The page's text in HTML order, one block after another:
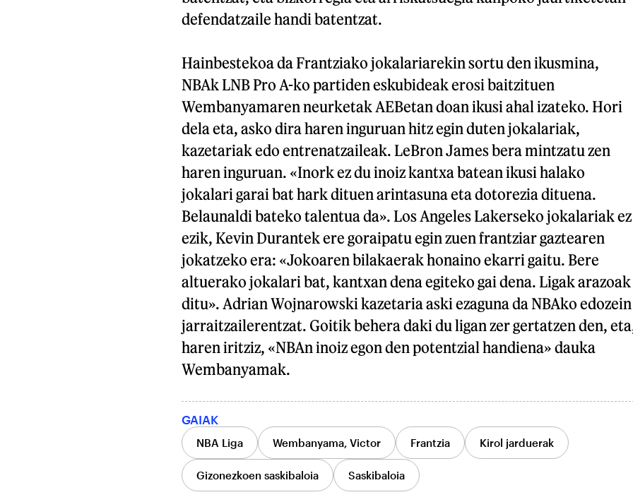
defendatzaile handi batentzat.
Hainbestekoa da Frantziako jokalariarekin sortu den ikusmina,
NBAk LNB Pro A-ko partiden eskubideak erosi baitzituen
Wembanyamaren neurketak AEBetan doan ikusi ahal izateko. Hori
dela eta, asko dira haren inguruan hitz egin duten jokalariak,
kazetariak edo entrenatzaileak. LeBron James bera mintzatu zen
haren inguruan. «Inork ez du inoiz kantxa batean ikusi halako
jokalari garai bat hark dituen arintasuna eta dotorezia dituena.
Belaunaldi bateko talentua da». Los Angeles Lakerseko jokalariak ez
ezik, Kevin Durantek ere goraipatu egin zuen frantziar gaztearen
jokatzeko era: «Jokoaren bilakaerak honaino ekarri gaitu. Bere
altuerako jokalari bat, kantxan dena egiteko gai dena. Ligak arazoak
ditu». Adrian Wojnarowski kazetaria aski ezaguna da NBAko edozein
jarraitzailerentzat. Goitik behera daki du ligan zer gertatzen den,
haren iritziz, «NBAn inoiz egon den potentzial handiena» dauka
Wembanyamak.
GAIAK
NBA Liga Wembanyama, Victor Frantzia Kirol jarduerak
Gizonezkoen saskibaloia Saskibaloia